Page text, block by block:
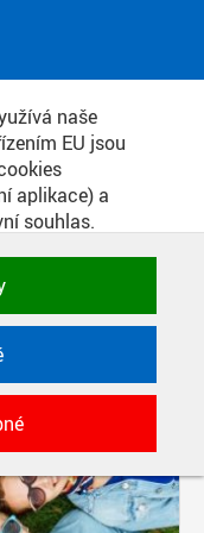
naše
EU jsou
aplikace) a
souhlas.
podle
samozřejmě
jsou
FILTRU
ČVUT